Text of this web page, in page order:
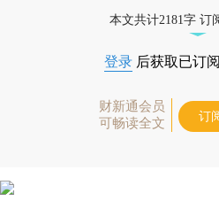
本文共计2181字 订
登录 后获取已订
财新通会员
可畅读全文
订